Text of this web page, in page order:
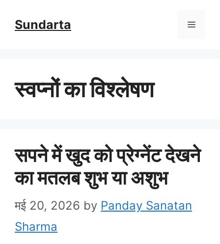
Sundarta Menu
स्वप्नों का विश्लेषण
सपने में खुद को प्रेग्नेंट देखने
का मतलब शुभ या अशुभ
मई 20, 2026 by Panday Sanatan
Sharma